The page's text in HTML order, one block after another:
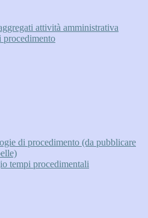
attività amministrativa
di procedimento (da pubblicare
tempi procedimentali